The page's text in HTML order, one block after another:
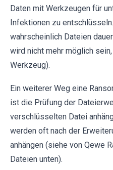
Daten mit Werkzeugen für
Infektionen zu
wahrscheinlich Dateien
wird nicht mehr möglich
Werkzeug).
Ein weiterer Weg eine
ist die Prüfung der
verschlüsselten Datei
werden oft nach der
anhängen (siehe von Qewe
Dateien unten).